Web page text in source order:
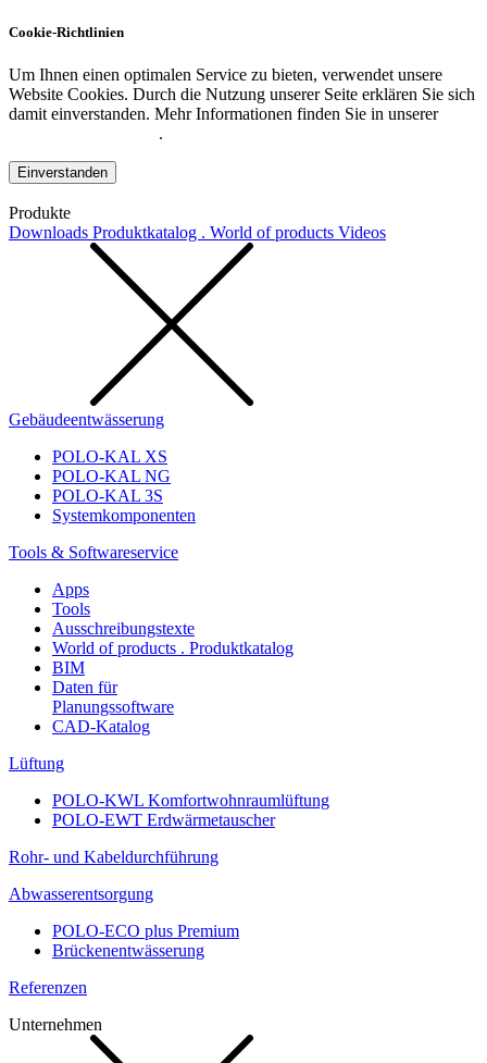
Cookie-Richtlinien
Um Ihnen einen optimalen Service zu bieten, verwendet unsere
Website Cookies. Durch die Nutzung unserer Seite erklären Sie sich
damit einverstanden. Mehr Informationen finden Sie in unserer
.
Einverstanden
Produkte
Downloads Produktkatalog . World of products Videos
Gebäudeentwässerung
POLO-KAL XS
POLO-KAL NG
POLO-KAL 3S
Systemkomponenten
Tools & Softwareservice
Apps
Tools
Ausschreibungstexte
World of products . Produktkatalog
BIM
Daten für
Planungssoftware
CAD-Katalog
Lüftung
POLO-KWL Komfortwohnraumlüftung
POLO-EWT Erdwärmetauscher
Rohr- und Kabeldurchführung
Abwasserentsorgung
POLO-ECO plus Premium
Brückenentwässerung
Referenzen
Unternehmen